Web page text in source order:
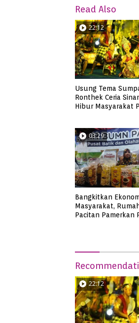
Read Also
22:12
Usung Tema
Ronthek Ceria
Hibur Masyarakat
03:29
Bangkitkan
Masyarakat,
Pacitan Pamerkan
22:12